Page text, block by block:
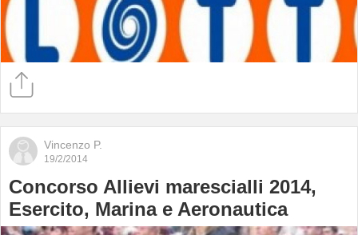
Vincenzo P.
19/2/2014
Concorso Allievi marescialli 2014,
Esercito, Marina e Aeronautica